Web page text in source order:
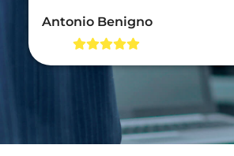
Antonio Benigno